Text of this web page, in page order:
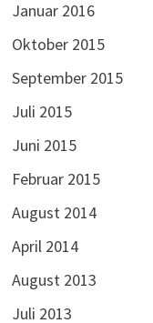
Januar 2016
Oktober 2015
September 2015
Juli 2015
Juni 2015
Februar 2015
August 2014
April 2014
August 2013
Juli 2013